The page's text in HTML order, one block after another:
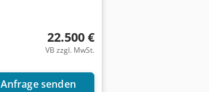
22.500 €
VB zzgl. MwSt.
Anfrage senden